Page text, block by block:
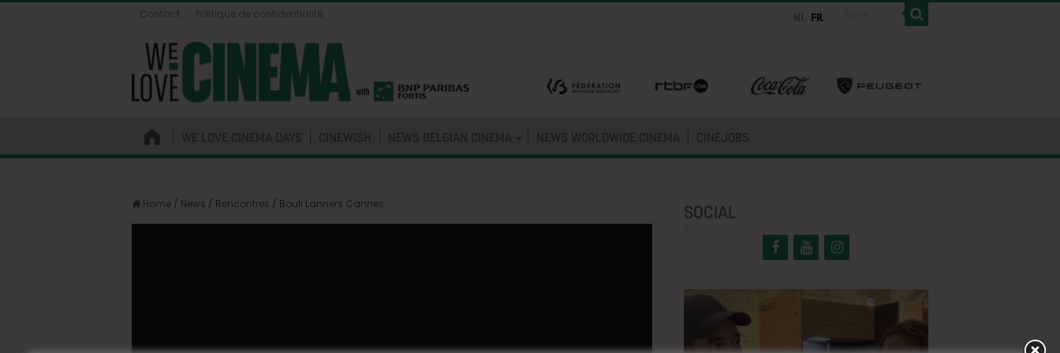
Contact Politique de confidentialité
WE LOVE CINEMA DAYS CINEWISH NEWS BELGIAN CINEMA NEWS WORLDWIDE CINEMA CINEJOBS
Home / News / Rencontres / Bouli Lanners Cannes SOCIAL